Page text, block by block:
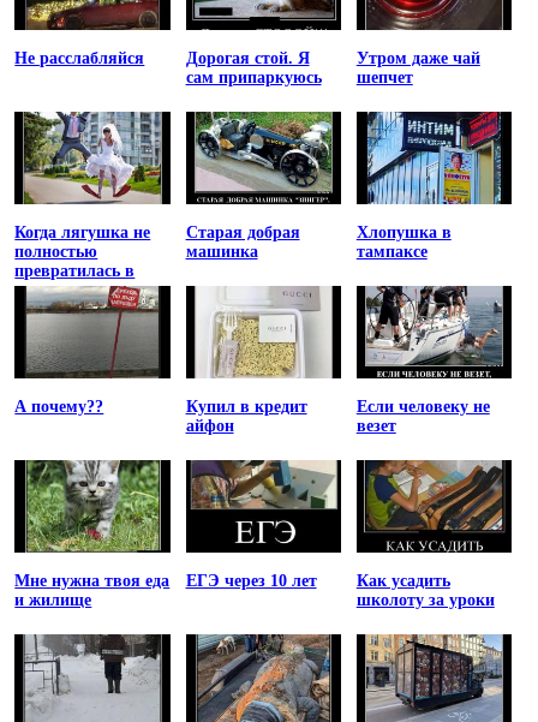
Не расслабляйся
Дорогая стой. Я
сам припаркуюсь
Утром даже чай
шепчет
Когда лягушка не
полностью
превратилась в
принцессу
Старая добрая
машинка
Хлопушка в
тампаксе
А почему??
Купил в кредит
айфон
Если человеку не
везет
Мне нужна твоя еда
и жилище
ЕГЭ через 10 лет
Как усадить
школоту за уроки